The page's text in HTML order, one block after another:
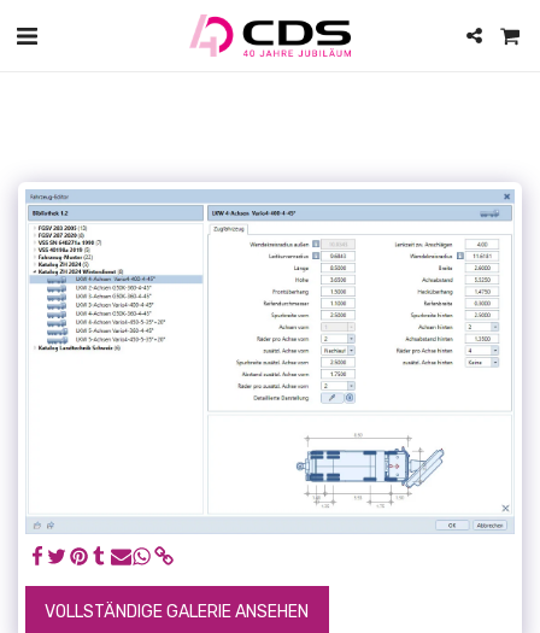
VOLLSTÄNDIGE GALERIE ANSEHEN